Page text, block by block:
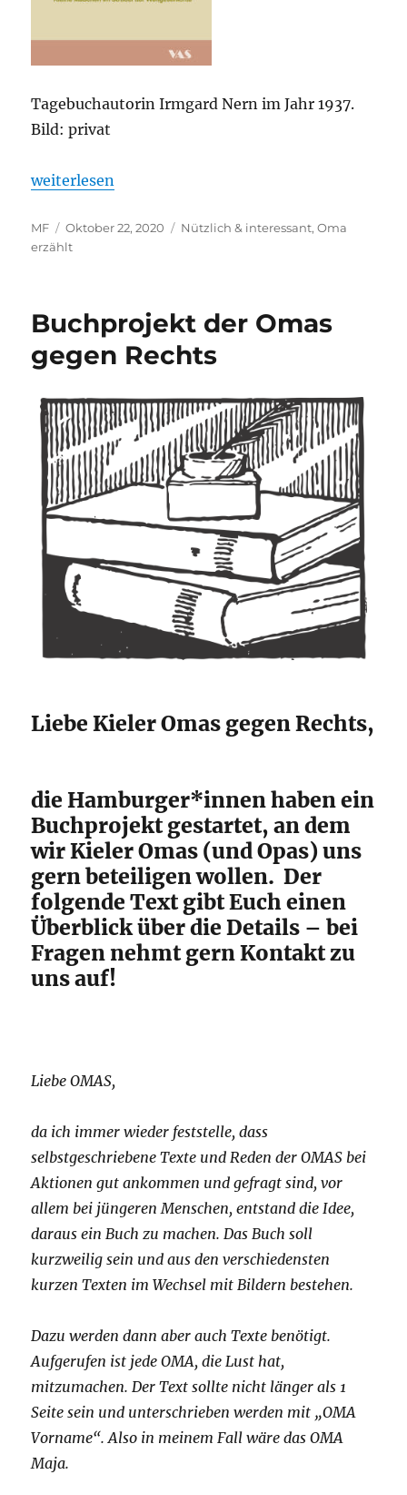
Tagebuchautorin Irmgard Nern im Jahr 1937.
Bild: privat
„Buchvorstellung Marjellchen“
weiterlesen
Autor
MF
Veröffentlicht
am
Oktober 22, 2020 Kategorien
Nützlich & interessant,Oma
erzählt
Buchprojekt der Omas
gegen Rechts
Liebe Kieler Omas gegen Rechts,
die Hamburger*innen haben ein
Buchprojekt gestartet, an dem
wir Kieler Omas (und Opas) uns
gern beteiligen wollen. Der
folgende Text gibt Euch einen
Überblick über die Details – bei
Fragen nehmt gern Kontakt zu
uns auf!
Liebe OMAS,
da ich immer wieder feststelle, dass
selbstgeschriebene Texte und Reden der OMAS bei
Aktionen gut ankommen und gefragt sind, vor
allem bei jüngeren Menschen, entstand die Idee,
daraus ein Buch zu machen. Das Buch soll
kurzweilig sein und aus den verschiedensten
kurzen Texten im Wechsel mit Bildern bestehen.
Dazu werden dann aber auch Texte benötigt.
Aufgerufen ist jede OMA, die Lust hat,
mitzumachen. Der Text sollte nicht länger als 1
Seite sein und unterschrieben werden mit „OMA
Vorname“. Also in meinem Fall wäre das OMA
Maja.